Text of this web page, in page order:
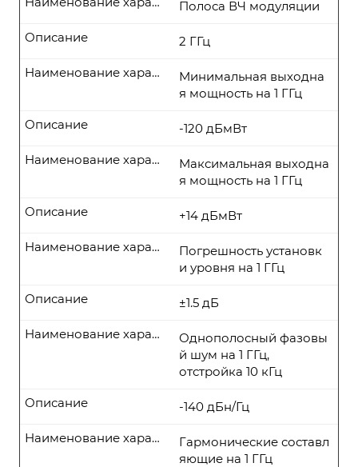
Полоса ВЧ модуляции
2 ГГц
Описание
Минимальная выходна
я мощность на 1 ГГц
Наименование характеристики
-120 дБмВт
Описание
Максимальная выходна
я мощность на 1 ГГц
Наименование характеристики
+14 дБмВт
Описание
Погрешность установк
и уровня на 1 ГГц
Наименование характеристики
±1.5 дБ
Описание
Однополосный фазовы
й шум на 1 ГГц,
отстройка 10 кГц
Наименование характеристики
-140 дБн/Гц
Описание
Гармонические составл
яющие на 1 ГГц
Наименование характеристики